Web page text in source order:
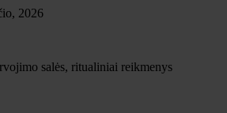
2026
salės, ritualiniai reikmenys